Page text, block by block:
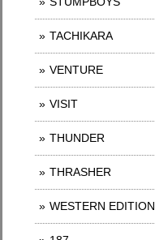
TACHIKARA
VENTURE
VISIT
THUNDER
THRASHER
WESTERN EDITION